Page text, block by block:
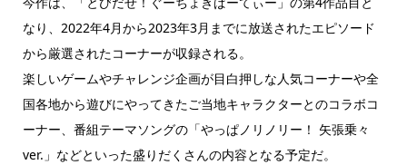
なり、2022年4月から2023年3月までに放送されたエピソード
から厳選されたコーナーが収録される。
楽しいゲームやチャレンジ企画が目白押しな人気コーナーや全
国各地から遊びにやってきたご当地キャラクターとのコラボコ
ーナー、番組テーマソングの「やっぱノリノリー！ 矢張乗々
ver.」などといった盛りだくさんの内容となる予定だ。